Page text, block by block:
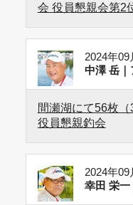
会 役員懇親会第2
2024年09
中澤 岳
間瀬湖にて56枚
役員懇親釣会
2024年09
幸田 栄